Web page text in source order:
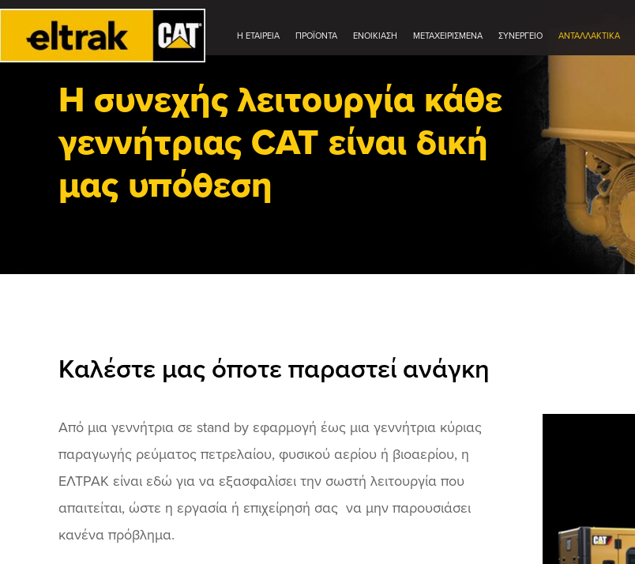
Η ΕΤΑΙΡΕΊΑ ΠΡΟΪΟΝΤΑ ΕΝΟΙΚΊΑΣΗ ΜΕΤΑΧΕΙΡΙΣΜΈΝΑ ΣΥΝΕΡΓΕΊΟ ΑΝΤΑΛΛΑΚΤΙΚΆ
Η συνεχής λειτουργία κάθε
γεννήτριας CAT είναι δική
μας υπόθεση
Καλέστε μας όποτε παραστεί ανάγκη
Από μια γεννήτρια σε stand by εφαρμογή έως μια γεννήτρια κύριας
παραγωγής ρεύματος πετρελαίου, φυσικού αερίου ή βιοαερίου, η
ΕΛΤΡΑΚ είναι εδώ για να εξασφαλίσει την σωστή λειτουργία που
απαιτείται, ώστε η εργασία ή επιχείρησή σας να μην παρουσιάσει
κανένα πρόβλημα.